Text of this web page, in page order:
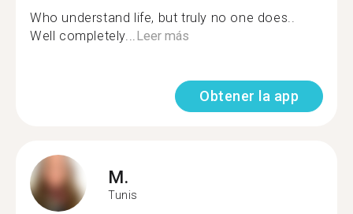
Who understand life, but truly no one does..
Well completely... Leer más
Obtener la app
M.
Tunis